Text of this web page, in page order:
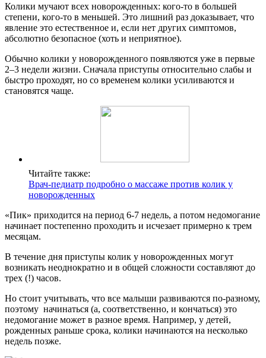
Колики мучают всех новорожденных: кого-то в большей
степени, кого-то в меньшей. Это лишний раз доказывает, что
явление это естественное и, если нет других симптомов,
абсолютно безопасное (хоть и неприятное).
Обычно колики у новорожденного появляются уже в первые
2–3 недели жизни. Сначала приступы относительно слабы и
быстро проходят, но со временем колики усиливаются и
становятся чаще.
Читайте также:
Врач-педиатр подробно о массаже против колик у
новорожденных
«Пик» приходится на период 6-7 недель, а потом недомогание
начинает постепенно проходить и исчезает примерно к трем
месяцам.
В течение дня приступы колик у новорожденных могут
возникать неоднократно и в общей сложности составляют до
трех (!) часов.
Но стоит учитывать, что все малыши развиваются по-разному,
поэтому начинаться (а, соответственно, и кончаться) это
недомогание может в разное время. Например, у детей,
рожденных раньше срока, колики начинаются на несколько
недель позже.